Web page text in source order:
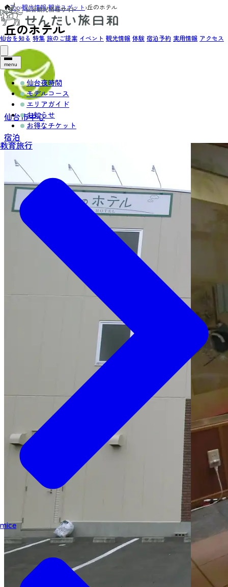
仙台を知る 特集 旅のご提案 イベント 観光情報 体験 宿泊予約 実用情報 アクセス
menu
仙台夜時間
モデルコース
エリアガイド
お知らせ
お得なチケット
教育旅行
mice
Top›観光情報›観光スポット›丘のホテル
丘のホテル
仙台市中心
宿泊